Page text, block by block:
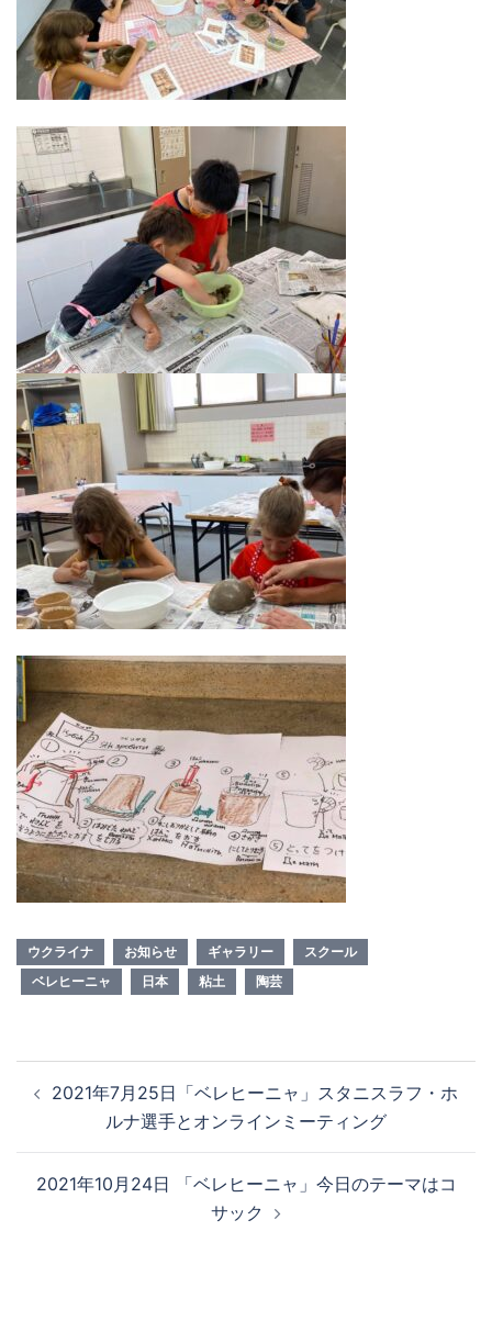
ウクライナ お知らせ ギャラリー
スクール
ベレヒーニャ
日本 粘土 陶芸
稿
ゲ
2021年7月25日「ベレヒーニャ」スタニスラフ・ホ
ルナ選手とオンラインミーティング
2021年10月24日 「ベレヒーニャ」今日のテーマはコ
サック